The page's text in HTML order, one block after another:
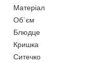
Матеріал
Об`єм
Блюдце
Кришка
Ситечко